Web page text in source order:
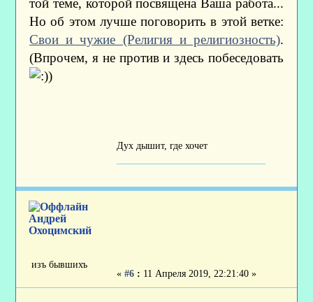
той теме, которой посвящена Ваша работа...
Но об этом лучше поговорить в этой ветке:
Свои и чужие (Религия и религиозность).
(Впрочем, я не против и здесь побеседовать
)
Дух дышит, где хочет
Андрей
Охоцимский
изъ бывшихъ
«#6 : 11 Апреля 2019, 22:21:40 »